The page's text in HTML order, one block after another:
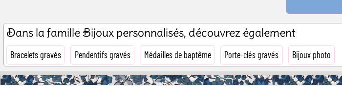
Dans la famille Bijoux personnalisés, découvrez également
Bracelets gravés Pendentifs gravés Médailles de baptême Porte-clés gravés Bijoux photo